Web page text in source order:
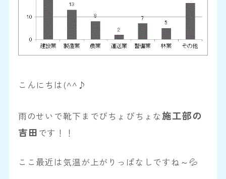
こんにちは(^^♪
雨のせいで靴下までびちょびちょな 施工部の
吉田 です！！
ここ最近は気温が上がりっぱなしですね～💦